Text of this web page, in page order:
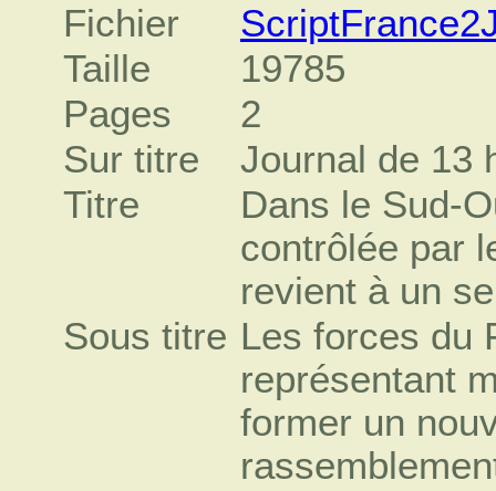
Fichier
Taille
19785
Pages
2
Sur titre
Journal de 13
Titre
Dans le Sud-
contrôlée par
revient à un
Sous titre Les forces du
représentant
former un